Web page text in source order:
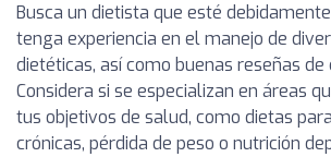
Busca un dietista que esté
tenga experiencia en el manejo de
dietéticas, así como buenas reseñas de
Considera si se especializan en áreas
tus objetivos de salud, como dietas
crónicas, pérdida de peso o nutrición